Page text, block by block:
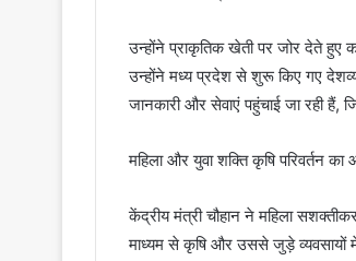
उन्होंने प्राकृतिक खेती पर जोर देते हुए
उन्होंने मध्य प्रदेश से शुरू किए गए
जानकारी और सेवाएं पहुंचाई जा रही
महिला और युवा शक्ति कृषि परिवर्तन का
केंद्रीय मंत्री चौहान ने महिला
माध्यम से कृषि और उससे जुड़े व्यवसायों में